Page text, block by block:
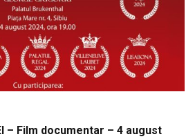
– Film documentar – 4 august